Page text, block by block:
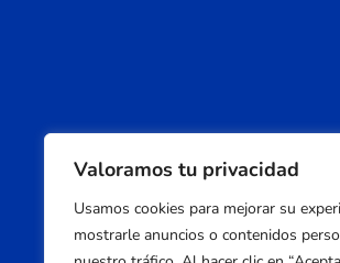
Valoramos tu privacidad
Usamos cookies para mejorar su
mostrarle anuncios o contenidos